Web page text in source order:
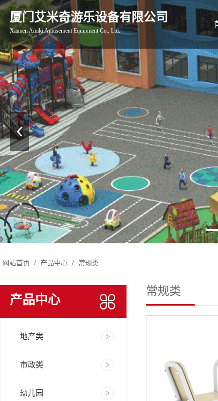
厦门艾米奇游乐设备有限公司
Xiamen Amiki Amusement Equipment Co., Ltd.
网站首页 / 产品中心 / 常规类
产品中心
地产类
市政类
幼儿园
常规类